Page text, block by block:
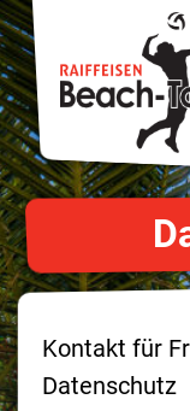
Kontakt für
Datenschutz